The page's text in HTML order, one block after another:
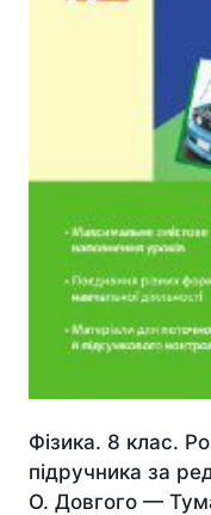
Фізика. 8 клас.
підручника за
О. Довгого —